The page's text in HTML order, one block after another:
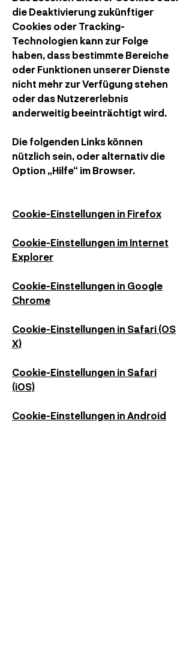
die Deaktivierung zukünftiger
Cookies oder Tracking-
Technologien kann zur Folge
haben, dass bestimmte Bereiche
oder Funktionen unserer Dienste
nicht mehr zur Verfügung stehen
oder das Nutzererlebnis
anderweitig beeinträchtigt wird.
Die folgenden Links können
nützlich sein, oder alternativ die
Option „Hilfe“ im Browser.
Cookie-Einstellungen in Firefox
Cookie-Einstellungen im Internet
Explorer
Cookie-Einstellungen in Google
Chrome
Cookie-Einstellungen in Safari (OS
X)
Cookie-Einstellungen in Safari
(iOS)
Cookie-Einstellungen in Android